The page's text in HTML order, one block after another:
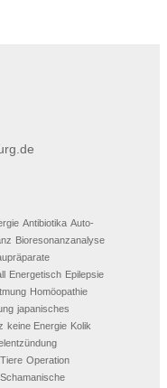
Antibiotika Auto-
Bioresonanzanalyse
Energetisch Epilepsie
Homöopathie
japanisches
keine Energie Kolik
Operation
Schamanische